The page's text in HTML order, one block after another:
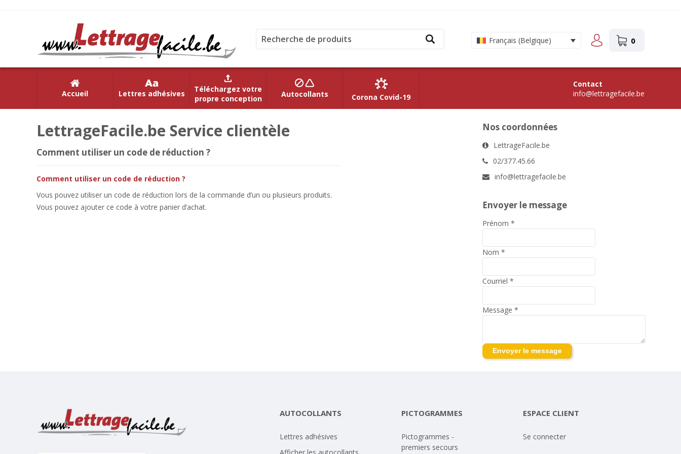
Français (Belgique) 0
Accueil Lettres adhésives
Téléchargez votre
propre conception
Autocollants Corona Covid-19
Contact
info@lettragefacile.be
LettrageFacile.be Service clientèle
Comment utiliser un code de réduction ?
Comment utiliser un code de réduction ?
Vous pouvez utiliser un code de réduction lors de la commande d’un ou plusieurs produits.
Vous pouvez ajouter ce code à votre panier d’achat.
Nos coordonnées
LettrageFacile.be
02/377.45.66
info@lettragefacile.be
Envoyer le message
Prénom *
Nom *
Courriel *
Message *
AUTOCOLLANTS
Lettres adhésives
PICTOGRAMMES
Pictogrammes -
premiers secours
ESPACE CLIENT
Se connecter